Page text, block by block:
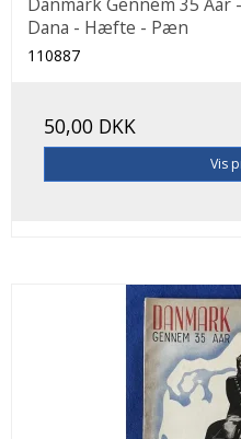
Dana - Hæfte - Pæn
110887
50,00 DKK
Vis